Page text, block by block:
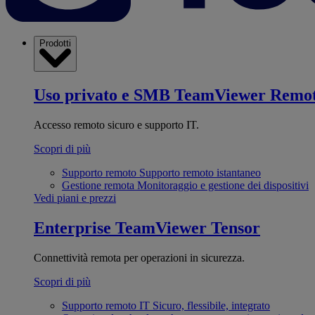
Prodotti
Uso privato e SMB TeamViewer
Accesso remoto sicuro e supporto IT.
Scopri di più
Supporto remoto Supporto remoto istantaneo
Gestione remota Monitoraggio e gestione dei dispositivi
Vedi piani e prezzi
Enterprise TeamViewer Tensor
Connettività remota per operazioni in sicurezza.
Scopri di più
Supporto remoto IT Sicuro, flessibile, integrato